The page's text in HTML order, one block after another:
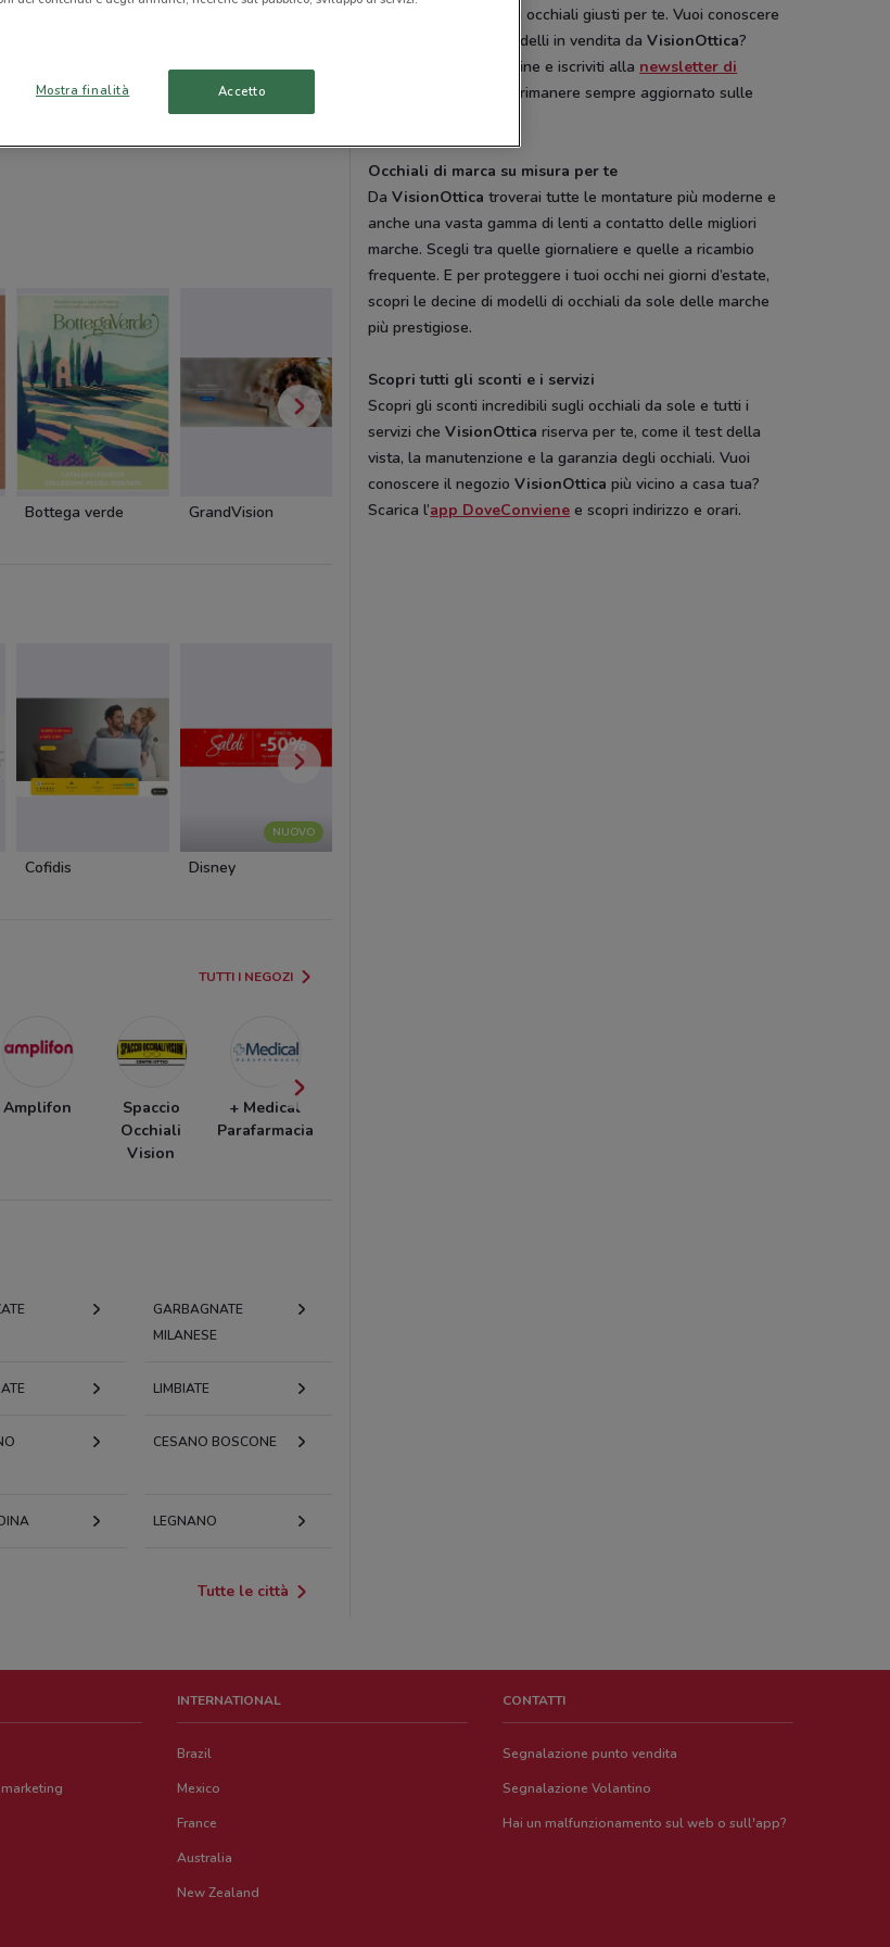
Bottega verde GrandVision Amplifon Spaccio Occhiali Vision
Cofidis
NUOVO
Disney
TUTTI I NEGOZI
Amplifon
Spaccio
Occhiali
Vision
+ Medical
Parafarmacia
GARBAGNATE
MILANESE
LIMBIATE
CESANO BOSCONE
LEGNANO
Tutte le città
saprà confezionare gli occhiali giusti per te. Vuoi conoscere
tutte le marche e i modelli in vendita daVisionOttica?
Sfoglia il catalogo online e iscriviti alla newsletter di
per rimanere sempre aggiornato sulle
Occhiali di marca su misura per te
DaVisionOttica troverai tutte le montature più moderne e
anche una vasta gamma di lenti a contatto delle migliori
marche. Scegli tra quelle giornaliere e quelle a ricambio
frequente. E per proteggere i tuoi occhi nei giorni d’estate,
scopri le decine di modelli di occhiali da sole delle marche
più prestigiose.
Scopri tutti gli sconti e i servizi
Scopri gli sconti incredibili sugli occhiali da sole e tutti i
servizi cheVisionOttica riserva per te, come il test della
vista, la manutenzione e la garanzia degli occhiali. Vuoi
conoscere il negozioVisionOttica più vicino a casa tua?
Scarica l’app DoveConviene e scopri indirizzo e orari.
INTERNATIONAL
Brazil
Mexico
France
Australia
New Zealand
CONTATTI
Segnalazione punto vendita
Segnalazione Volantino
Hai un malfunzionamento sul web o sull'app?
Mostra finalità Accetto